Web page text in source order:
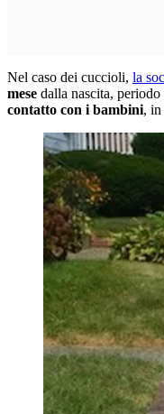
Nel caso dei cuccioli, la
mese dalla nascita,
contatto con i bambini, in